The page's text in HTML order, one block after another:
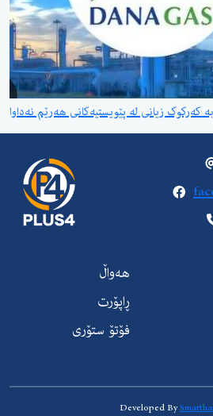
کەرکوک زیانی لە پێویستیەکانی هەرێم نەداوا
هەواڵ
ڕاپۆرت
فۆتۆ ستۆری
Developed By